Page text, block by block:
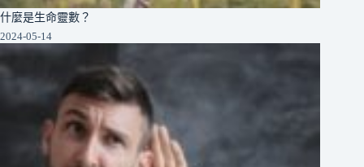
什麼是生命靈數？
2024-05-14